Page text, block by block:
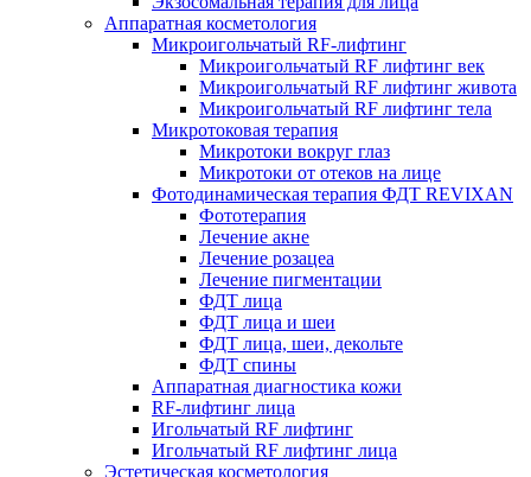
Аппаратная косметология
Микроигольчатый RF-лифтинг
Микроигольчатый RF лифтинг век
Микроигольчатый RF лифтинг живота
Микроигольчатый RF лифтинг тела
Микротоковая терапия
Микротоки вокруг глаз
Микротоки от отеков на лице
Фотодинамическая терапия ФДТ REVIXAN
Фототерапия
Лечение акне
Лечение розацеа
Лечение пигментации
ФДТ лица
ФДТ лица и шеи
ФДТ лица, шеи, декольте
ФДТ спины
Аппаратная диагностика кожи
RF-лифтинг лица
Игольчатый RF лифтинг
Игольчатый RF лифтинг лица
Эстетическая косметология